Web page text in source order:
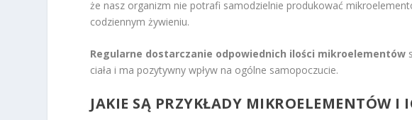
że nasz organizm nie potrafi samodzielnie produkować
codziennym żywieniu.
Regularne dostarczanie odpowiednich ilości mikroelementów
ciała i ma pozytywny wpływ na ogólne samopoczucie.
JAKIE SĄ PRZYKŁADY MIKROELEMENTÓW I